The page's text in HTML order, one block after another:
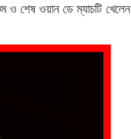
ও শেষ ওয়ান ডে ম্যাচটি খেলেন